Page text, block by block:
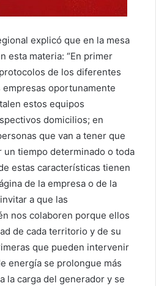
explicó que en la mesa
esta materia: “En primer
de los diferentes
oportunamente
estos equipos
domicilios; en
que van a tener que
un tiempo determinado o toda
estas características tienen
de la empresa o de la
a que las
nos colaboren porque ellos
de cada territorio y de su
que pueden intervenir
energía se prolongue más
la carga del generador y se